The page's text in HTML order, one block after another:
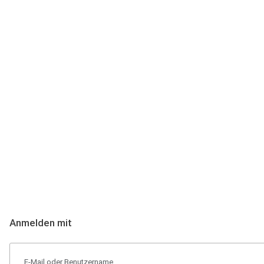
Anmelden mit